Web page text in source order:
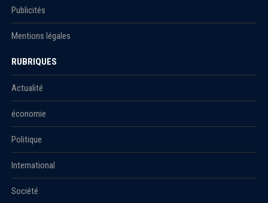
Publicités
Mentions légales
RUBRIQUES
Actualité
économie
Politique
International
Société